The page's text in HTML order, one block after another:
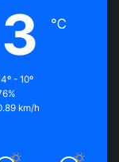
℃
- 10º
km/h